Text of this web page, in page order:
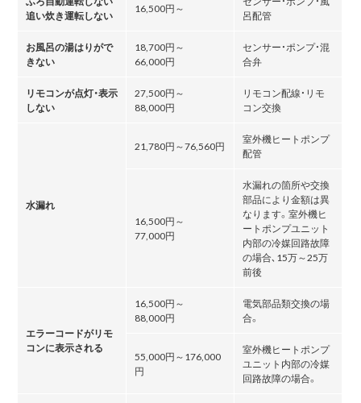
追い炊き運転しない
16,500円～
呂配管
お風呂の湯はりがで
きない
18,700円～
66,000円
センサー・ポンプ・混
合弁
リモコンが点灯・表示
しない
27,500円～
88,000円
リモコン配線・リモ
コン交換
水漏れ
21,780円～76,560円
室外機ヒートポンプ
配管
16,500円～
77,000円
水漏れの箇所や交換
部品により金額は異
なります。室外機ヒ
ートポンプユニット
内部の冷媒回路故障
の場合､15万～25万
前後
エラーコードがリモ
コンに表示される
16,500円～
88,000円
電気部品類交換の場
合。
55,000円～176,000
円
室外機ヒートポンプ
ユニット内部の冷媒
回路故障の場合。